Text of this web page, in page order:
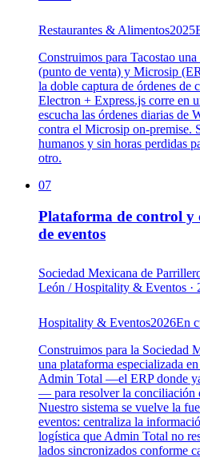
Restaurantes & Alimentos2025
Construimos para Tacostao
(punto de venta) y Microsip
la doble captura de órdenes de
Electron + Express.js corre en
escucha las órdenes diarias de
contra el Microsip on-premise.
humanos y sin horas perdidas
otro.
07
Plataforma de control y
de eventos
Sociedad Mexicana de
León /Hospitality & Eventos ·
Hospitality & Eventos2026En
Construimos para la Sociedad
una plataforma especializada
Admin Total —el ERP donde
— para resolver la conciliación
Nuestro sistema se vuelve la
eventos: centraliza la
logística que Admin Total no
lados sincronizados conforme